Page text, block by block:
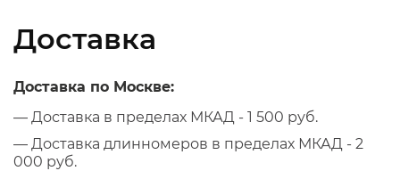
Доставка
Доставка по Москве:
— Доставка в пределах МКАД - 1 500 руб.
— Доставка длинномеров в пределах МКАД - 2
000 руб.